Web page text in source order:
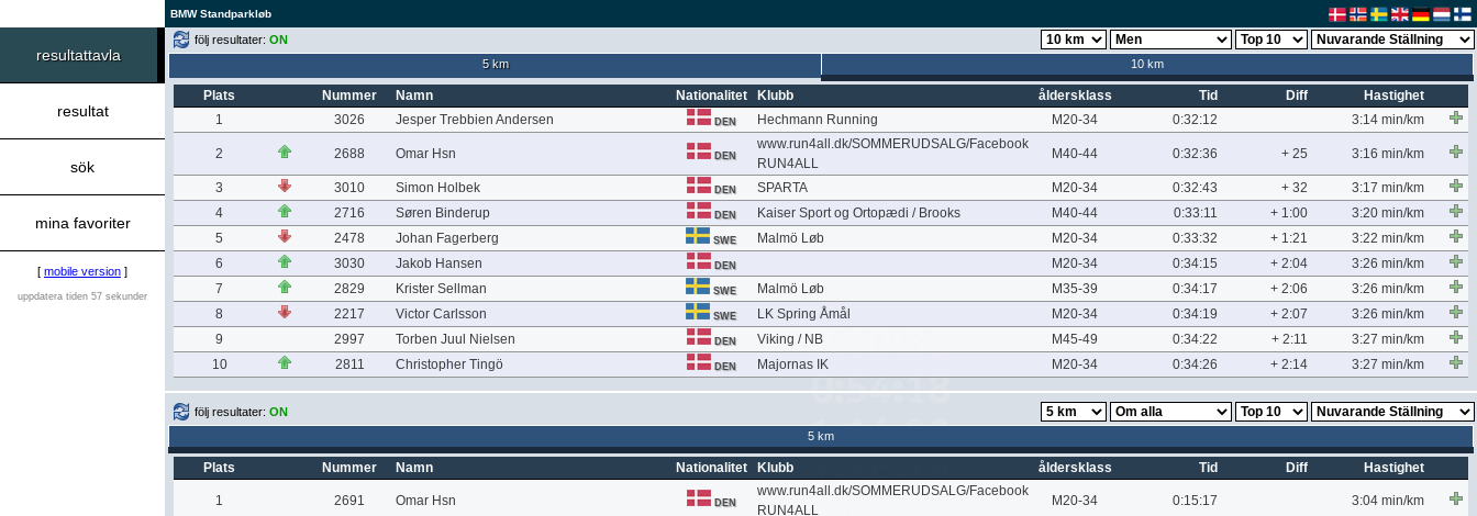
BMW Standparkløb
resultattavla
resultat
sök
mina favoriter
[ mobile version ]
uppdatera tiden 57 sekunder
följ resultater: ON
5 km
10 km
Plats Nummer Namn Nationalitet Klubb åldersklass Tid Diff
Hastighet
1
3026 Jesper Trebbien Andersen DEN Hechmann Running M20-34 0:32:12 3:14 min/km
2 2688 Omar Hsn DEN
www.run4all.dk/SOMMERUDSALG/Facebook
RUN4ALL
M40-44 0:32:36 + 25 3:16 min/km
3 3010 Simon Holbek DEN SPARTA M20-34 0:32:43 + 32
3:17 min/km
4
2716 Søren Binderup DEN Kaiser Sport og Ortopædi / Brooks M40-44 0:33:11 + 1:00
3:20 min/km
5
2478 Johan Fagerberg SWE Malmö Løb M20-34 0:33:32 + 1:21
3:22 min/km
6
3030 Jakob Hansen DEN M20-34 0:34:15 + 2:04
3:26 min/km
7
2829 Krister Sellman SWE Malmö Løb M35-39 0:34:17 + 2:06
3:26 min/km
8
2217 Victor Carlsson SWE LK Spring Åmål M20-34 0:34:19 + 2:07
3:26 min/km
9
2997 Torben Juul Nielsen DEN Viking / NB M45-49 0:34:22 + 2:11
3:27 min/km
10
2811 Christopher Tingö DEN Majornas IK M20-34 0:34:26 + 2:14 3:27 min/km
följ resultater: ON
5 km
Plats Nummer Namn Nationalitet Klubb åldersklass Tid Diff Hastighet
1 2691 Omar Hsn DEN
www.run4all.dk/SOMMERUDSALG/Facebook
RUN4ALL
M20-34 0:15:17 3:04 min/km